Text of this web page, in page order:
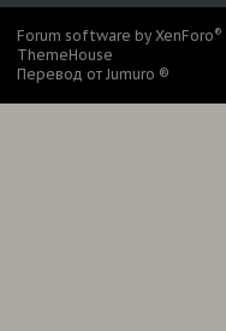
Forum software by XenForo®
ThemeHouse
Перевод от Jumuro ®